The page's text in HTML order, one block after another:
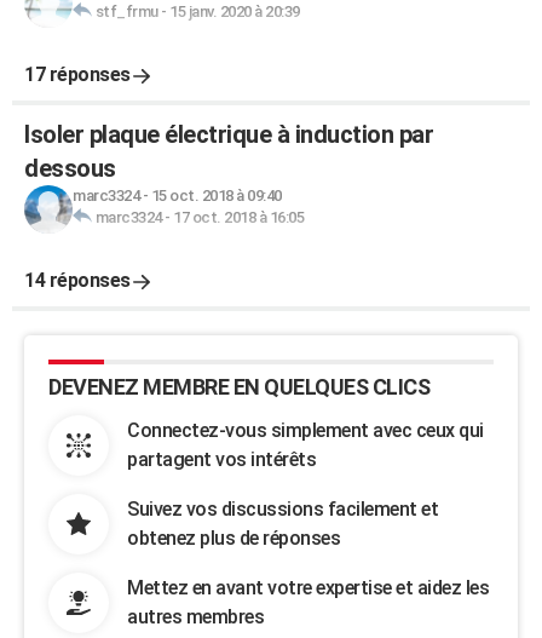
stf_frmu- 15 janv. 2020 à 20:39
17 réponses
Isoler plaque électrique à induction par
dessous
marc3324- 15 oct. 2018 à 09:40
marc3324- 17 oct. 2018 à 16:05
14 réponses
DEVENEZ MEMBRE EN QUELQUES CLICS
Connectez-vous simplement avec ceux qui
partagent vos intérêts
Suivez vos discussions facilement et
obtenez plus de réponses
Mettez en avant votre expertise et aidez les
autres membres